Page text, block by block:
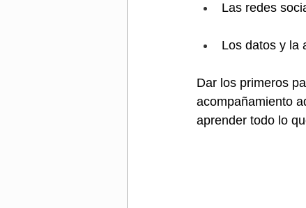
Las redes
Los datos y la
Dar los primeros
acompañamiento
aprender todo lo